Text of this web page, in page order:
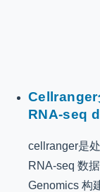
Cellranger
RNA-seq
cellranger是
RNA-seq 数
Genomics 构